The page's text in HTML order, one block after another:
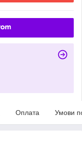
Оплата Умови